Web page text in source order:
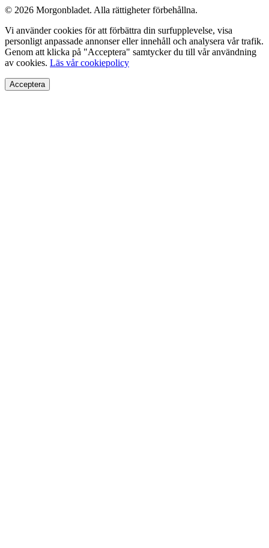
© 2026 Morgonbladet. Alla rättigheter förbehållna.
Vi använder cookies för att förbättra din surfupplevelse, visa
personligt anpassade annonser eller innehåll och analysera vår trafik.
Genom att klicka på "Acceptera" samtycker du till vår användning
av cookies. Läs vår cookiepolicy
Acceptera